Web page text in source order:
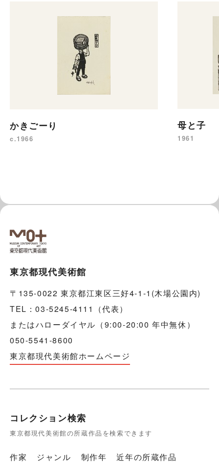
かきごーり
c.1966
母と子
1961
東京都現代美術館
〒135-0022 東京都江東区三好4-1-1(木場公園内)
TEL：03-5245-4111（代表）
またはハローダイヤル（9:00-20:00 年中無休）
050-5541-8600
東京都現代美術館ホームページ
コレクション検索
東京都現代美術館の所蔵作品を検索できます
作家 ジャンル 制作年 近年の所蔵作品